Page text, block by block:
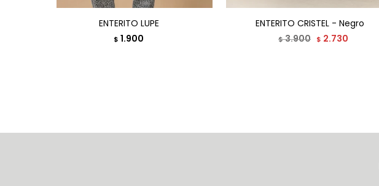
ENTERITO LUPE
$ 1.900
ENTERITO CRISTEL - Negro
$3.900 $ 2.730